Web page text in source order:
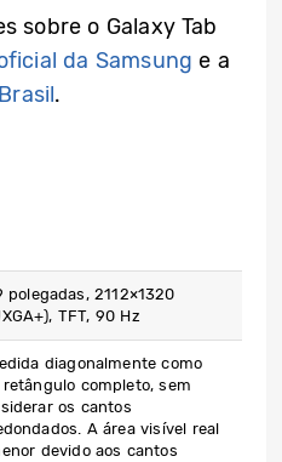
sobre o Galaxy Tab
da Samsung e a
.
polegadas, 2112×1320
TFT, 90 Hz
diagonalmente como
completo, sem
os cantos
A área visível real
devido aos cantos